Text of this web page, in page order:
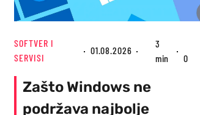
SOFTVER I
SERVISI
01.08.2026
3
min
0
Zašto Windows ne
podržava najbolje